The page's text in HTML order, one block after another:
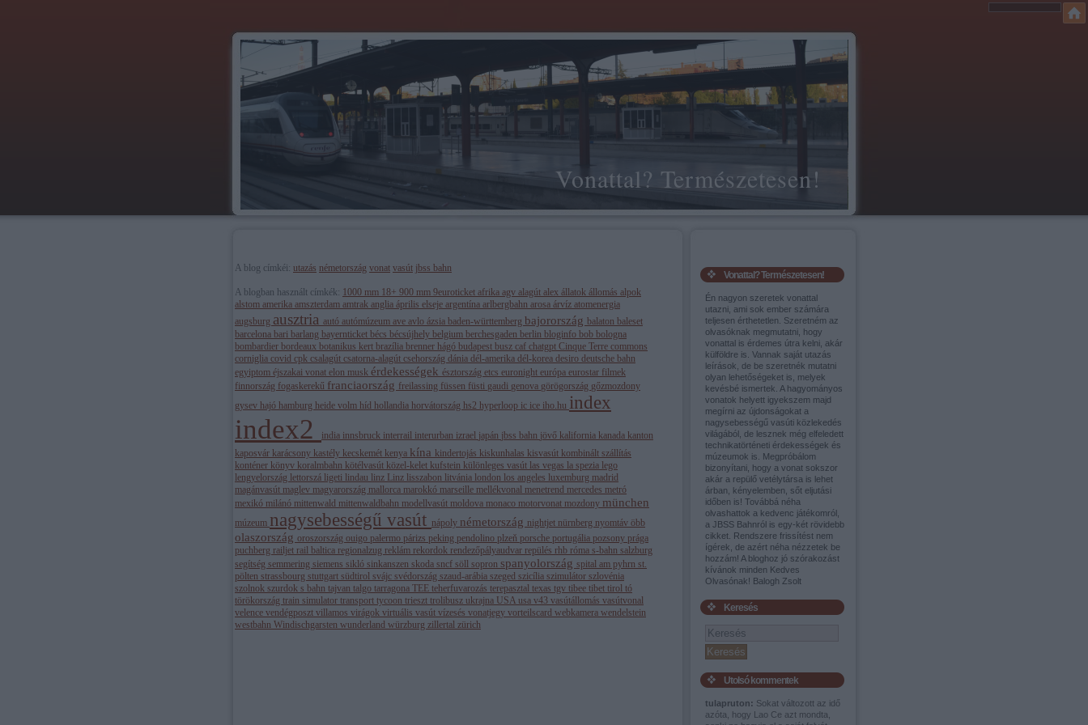
Vonattal? Természetesen!
Vonattal? Természetesen!
Én nagyon szeretek vonattal
utazni, ami sok ember számára
teljesen érthetetlen. Szeretném az
olvasóknak megmutatni, hogy
vonattal is érdemes útra kelni, akár
külföldre is. Vannak saját utazás
leírások, de be szeretnék mutatni
olyan lehetőségeket is, melyek
kevésbé ismertek. A hagyományos
vonatok helyett igyekszem majd
megírni az újdonságokat a
nagysebességű vasúti közlekedés
világából, de lesznek még elfeledett
technikatörténeti érdekességek és
múzeumok is. Megpróbálom
bizonyítani, hogy a vonat sokszor
akár a repülő vetélytársa is lehet
árban, kényelemben, sőt eljutási
időben is! Továbbá néha
olvashattok a kedvenc játékomról,
a JBSS Bahnról is egy-két rövidebb
cikket. Rendszere frissítést nem
ígérek, de azért néha nézzetek be
hozzám! A bloghoz jó szórakozást
kívánok minden Kedves
Olvasónak! Balogh Zsolt
Keresés
Utolsó kommentek
tulapruton: Sokat változott az idő
azóta, hogy Lao Ce azt mondta,
A blog címkéi: utazás németország vonat vasút jbss bahn
A blogban használt címkék: 1000 mm 18+ 900 mm 9euroticket afrika agv alagút alex állatok állomás alpok
alstom amerika amszterdam amtrak anglia április elseje argentína arlbergbahn arosa árvíz atomenergia
augsburg ausztria autó autómúzeum ave avlo ázsia baden-württemberg bajorország balaton baleset
barcelona bari barlang bayernticket bécs bécsújhely belgium berchesgaden berlin bloginfo bob bologna
bombardier bordeaux botanikus kert brazília brenner hágó budapest busz caf chatgpt Cinque Terre commons
corniglia covid cpk csalagút csatorna-alagút csehország dánia dél-amerika dél-korea desiro deutsche bahn
egyiptom éjszakai vonat elon musk érdekességek észtország etcs euronight európa eurostar filmek
finnország fogaskerekű franciaország freilassing füssen füsti gaudi genova görögország gőzmozdony
gysev hajó hamburg heide volm híd hollandia horvátország hs2 hyperloop ic ice iho.hu index
index2 india innsbruck interrail interurban izrael japán jbss bahn jövő kalifornia kanada kanton
kaposvár karácsony kastély kecskemét kenya kína kindertojás kiskunhalas kisvasút kombinált szállítás
konténer könyv koralmbahn kötélvasút közel-kelet kufstein különleges vasút las vegas la spezia lego
lengyelország lettorszá ligeti lindau linz Linz lisszabon litvánia london los angeles luxemburg madrid
magánvasút maglev magyarország mallorca marokkó marseille mellékvonal menetrend mercedes metró
mexikó milánó mittenwald mittenwaldbahn modellvasút moldova monaco motorvonat mozdony münchen
múzeum nagysebességű vasút nápoly németország nightjet nürnberg nyomtáv öbb
olaszország oroszország ouigo palermo párizs peking pendolino plzeň porsche portugália pozsony prága
puchberg railjet rail baltica regionalzug reklám rekordok rendezőpályaudvar repülés rhb róma s-bahn salzburg
segítség semmering siemens sikló sinkanszen skoda sncf söll sopron spanyolország spital am pyhrn st.
pölten strassbourg stuttgart südtirol svájc svédország szaud-arábia szeged szicília szimulátor szlovénia
szolnok szurdok s bahn tajvan talgo tarragona TEE teherfuvarozás terepasztal texas tgv tibee tibet tirol tó
törökország train simulator transport tycoon trieszt trolibusz ukrajna USA usa v43 vasútállomás vasútvonal
velence vendégposzt villamos virágok virtuális vasút vízesés vonatjegy vorteilscard webkamera wendelstein
westbahn Windischgarsten wunderland würzburg zillertal zürich